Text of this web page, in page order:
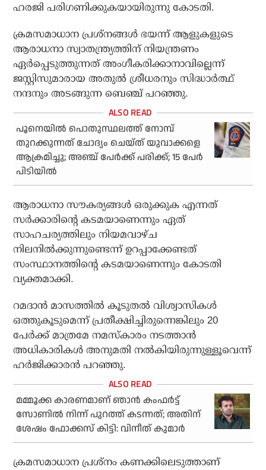
ഹരജി പരിഗണിക്കുകയായിരുന്നു കോടതി.
ക്രമസമാധാന പ്രശ്‌നങ്ങള്‍ ഭയന്ന് ആളുകളുടെ
ആരാധനാ സ്വാതന്ത്ര്യത്തിന് നിയന്ത്രണം
ഏര്‍പ്പെടുത്തുന്നത് അംഗീകരിക്കാനാവില്ലെന്ന്
ജസ്റ്റിസുമാരായ അതുല്‍ ശ്രീധരനും സിദ്ധാര്‍ത്ഥ്
നന്ദനും അടങ്ങുന്ന ബെഞ്ച് പറഞ്ഞു.
പൂനെയില്‍ പൊതുസ്ഥലത്ത് നോമ്പ്
തുറക്കുന്നത് ചോദ്യം ചെയ്ത് യുവാക്കളെ
ആക്രമിച്ചു; അഞ്ച് പേര്‍ക്ക് പരിക്ക്; 15 പേര്‍
പിടിയില്‍
ആരാധനാ സൗകര്യങ്ങള്‍ ഒരുക്കുക എന്നത്
സര്‍ക്കാരിന്റെ കടമയാണെന്നും ഏത്
സാഹചര്യത്തിലും നിയമവാഴ്ച
നിലനില്‍ക്കുന്നുണ്ടെന്ന് ഉറപ്പാക്കേണ്ടത്
സംസ്ഥാനത്തിന്റെ കടമയാണെന്നും കോടതി
വ്യക്തമാക്കി.
റമദാന്‍ മാസത്തില്‍ കൂടുതല്‍ വിശ്വാസികള്‍
ഒത്തുകൂടുമെന്ന് പ്രതീക്ഷിച്ചിരുന്നെങ്കിലും 20
പേര്‍ക്ക് മാത്രമേ നമസ്‌കാരം നടത്താന്‍
അധികാരികള്‍ അനുമതി നല്‍കിയിരുന്നുള്ളൂവെന്ന്
ഹര്‍ജിക്കാരന്‍ പറഞ്ഞു.
മമ്മൂക്ക കാരണമാണ് ഞാന്‍ കംഫര്‍ട്ട്
സോണില്‍ നിന്ന് പുറത്ത് കടന്നത്; അതിന്
ശേഷം ഫോക്കസ് കിട്ടി: വിനീത് കുമാര്‍
ക്രമസമാധാന പ്രശ്നം കണക്കിലെടുത്താണ്